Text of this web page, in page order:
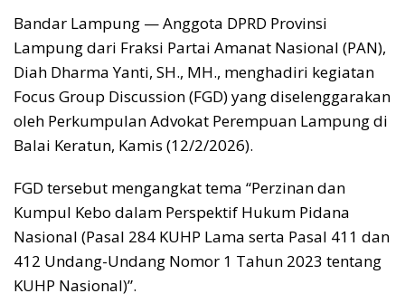
Bandar Lampung — Anggota DPRD Provinsi
Lampung dari Fraksi Partai Amanat Nasional (PAN),
Diah Dharma Yanti, SH., MH., menghadiri kegiatan
Focus Group Discussion (FGD) yang diselenggarakan
oleh Perkumpulan Advokat Perempuan Lampung di
Balai Keratun, Kamis (12/2/2026).
FGD tersebut mengangkat tema “Perzinan dan
Kumpul Kebo dalam Perspektif Hukum Pidana
Nasional (Pasal 284 KUHP Lama serta Pasal 411 dan
412 Undang-Undang Nomor 1 Tahun 2023 tentang
KUHP Nasional)”.